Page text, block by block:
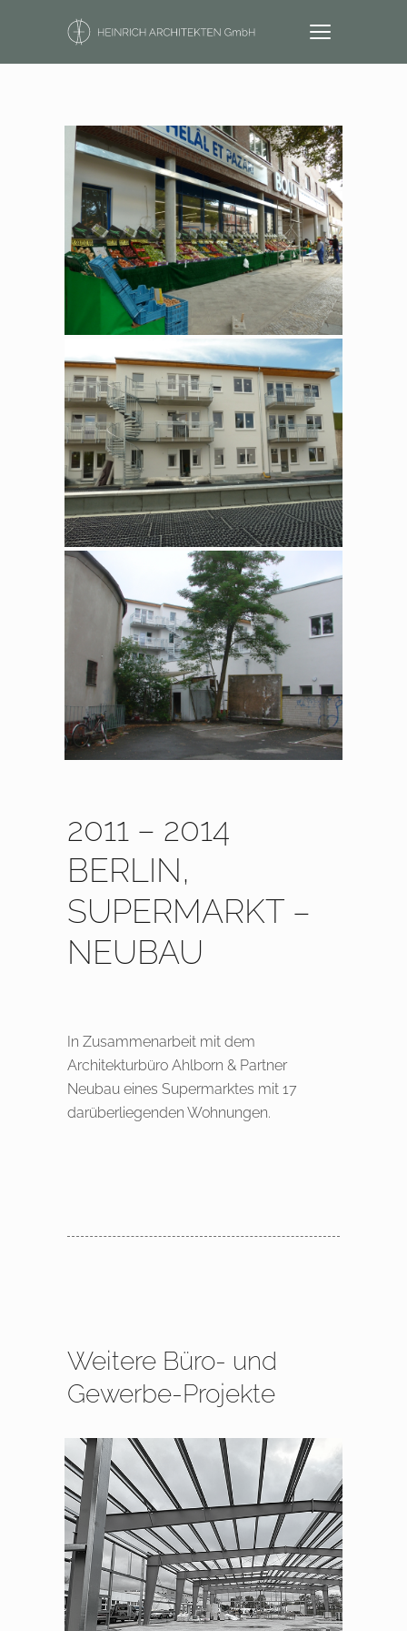
2011 – 2014
BERLIN,
SUPERMARKT –
NEUBAU
In Zusammenarbeit mit dem
Architekturbüro Ahlborn & Partner
Neubau eines Supermarktes mit 17
darüberliegenden Wohnungen.
Weitere Büro- und
Gewerbe-Projekte
Neubau einer Werkstatt-/
Lackierhalle